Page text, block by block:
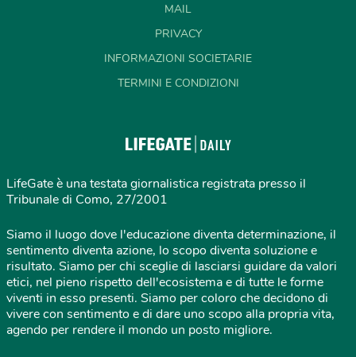
MAIL
PRIVACY
INFORMAZIONI SOCIETARIE
TERMINI E CONDIZIONI
LifeGate è una testata giornalistica registrata presso il
Tribunale di Como, 27/2001
Siamo il luogo dove l'educazione diventa determinazione, il
sentimento diventa azione, lo scopo diventa soluzione e
risultato. Siamo per chi sceglie di lasciarsi guidare da valori
etici, nel pieno rispetto dell'ecosistema e di tutte le forme
viventi in esso presenti. Siamo per coloro che decidono di
vivere con sentimento e di dare uno scopo alla propria vita,
agendo per rendere il mondo un posto migliore.